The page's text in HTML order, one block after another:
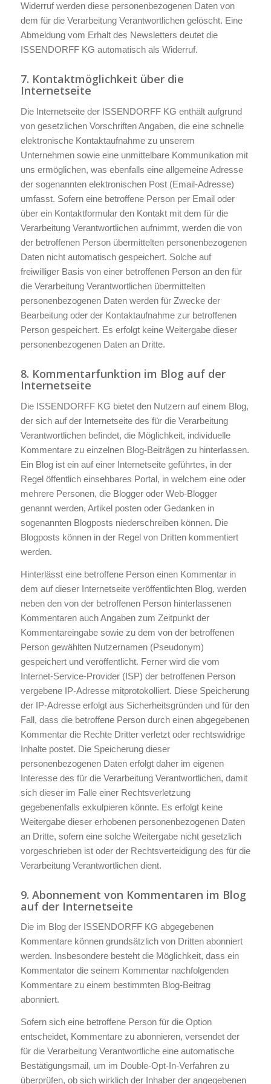
Widerruf werden diese personenbezogenen Daten von
dem für die Verarbeitung Verantwortlichen gelöscht. Eine
Abmeldung vom Erhalt des Newsletters deutet die
ISSENDORFF KG automatisch als Widerruf.
7. Kontaktmöglichkeit über die
Internetseite
Die Internetseite der ISSENDORFF KG enthält aufgrund
von gesetzlichen Vorschriften Angaben, die eine schnelle
elektronische Kontaktaufnahme zu unserem
Unternehmen sowie eine unmittelbare Kommunikation mit
uns ermöglichen, was ebenfalls eine allgemeine Adresse
der sogenannten elektronischen Post (Email-Adresse)
umfasst. Sofern eine betroffene Person per Email oder
über ein Kontaktformular den Kontakt mit dem für die
Verarbeitung Verantwortlichen aufnimmt, werden die von
der betroffenen Person übermittelten personenbezogenen
Daten nicht automatisch gespeichert. Solche auf
freiwilliger Basis von einer betroffenen Person an den für
die Verarbeitung Verantwortlichen übermittelten
personenbezogenen Daten werden für Zwecke der
Bearbeitung oder der Kontaktaufnahme zur betroffenen
Person gespeichert. Es erfolgt keine Weitergabe dieser
personenbezogenen Daten an Dritte.
8. Kommentarfunktion im Blog auf der
Internetseite
Die ISSENDORFF KG bietet den Nutzern auf einem Blog,
der sich auf der Internetseite des für die Verarbeitung
Verantwortlichen befindet, die Möglichkeit, individuelle
Kommentare zu einzelnen Blog-Beiträgen zu hinterlassen.
Ein Blog ist ein auf einer Internetseite geführtes, in der
Regel öffentlich einsehbares Portal, in welchem eine oder
mehrere Personen, die Blogger oder Web-Blogger
genannt werden, Artikel posten oder Gedanken in
sogenannten Blogposts niederschreiben können. Die
Blogposts können in der Regel von Dritten kommentiert
werden.
Hinterlässt eine betroffene Person einen Kommentar in
dem auf dieser Internetseite veröffentlichten Blog, werden
neben den von der betroffenen Person hinterlassenen
Kommentaren auch Angaben zum Zeitpunkt der
Kommentareingabe sowie zu dem von der betroffenen
Person gewählten Nutzernamen (Pseudonym)
gespeichert und veröffentlicht. Ferner wird die vom
Internet-Service-Provider (ISP) der betroffenen Person
vergebene IP-Adresse mitprotokolliert. Diese Speicherung
der IP-Adresse erfolgt aus Sicherheitsgründen und für den
Fall, dass die betroffene Person durch einen abgegebenen
Kommentar die Rechte Dritter verletzt oder rechtswidrige
Inhalte postet. Die Speicherung dieser
personenbezogenen Daten erfolgt daher im eigenen
Interesse des für die Verarbeitung Verantwortlichen, damit
sich dieser im Falle einer Rechtsverletzung
gegebenenfalls exkulpieren könnte. Es erfolgt keine
Weitergabe dieser erhobenen personenbezogenen Daten
an Dritte, sofern eine solche Weitergabe nicht gesetzlich
vorgeschrieben ist oder der Rechtsverteidigung des für die
Verarbeitung Verantwortlichen dient.
9. Abonnement von Kommentaren im Blog
auf der Internetseite
Die im Blog der ISSENDORFF KG abgegebenen
Kommentare können grundsätzlich von Dritten abonniert
werden. Insbesondere besteht die Möglichkeit, dass ein
Kommentator die seinem Kommentar nachfolgenden
Kommentare zu einem bestimmten Blog-Beitrag
abonniert.
Sofern sich eine betroffene Person für die Option
entscheidet, Kommentare zu abonnieren, versendet der
für die Verarbeitung Verantwortliche eine automatische
Bestätigungsmail, um im Double-Opt-In-Verfahren zu
überprüfen, ob sich wirklich der Inhaber der angegebenen